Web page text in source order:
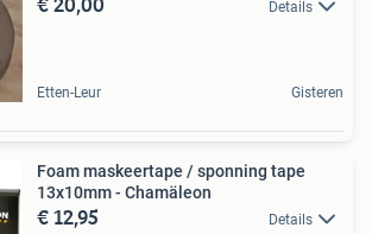
Details
Etten-Leur Gisteren
Foam maskeertape / sponning tape
13x10mm - Chamäleon
€ 12,95 Details